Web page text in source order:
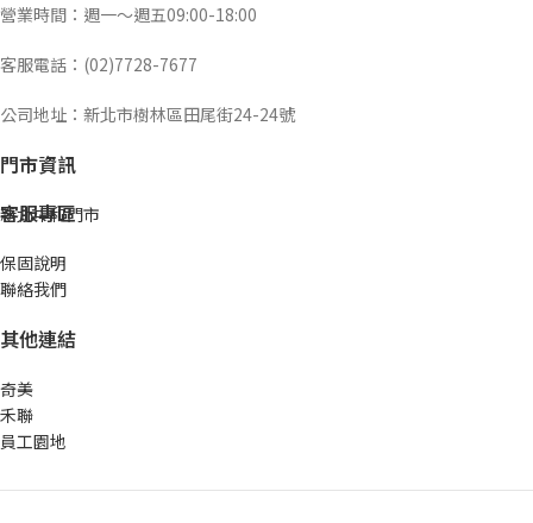
營業時間：週一～週五09:00-18:00
客服電話：(02)7728-7677
公司地址：新北市樹林區田尾街24-24號
門市資訊
新北中和門市
客服專區
保固說明
聯絡我們
其他連結
奇美
禾聯
員工園地